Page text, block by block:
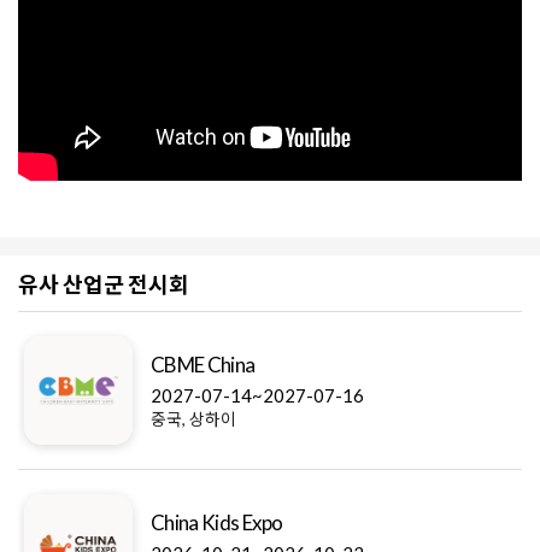
유사 산업군 전시회
CBME China
2027-07-14~2027-07-16
중국, 상하이
China Kids Expo